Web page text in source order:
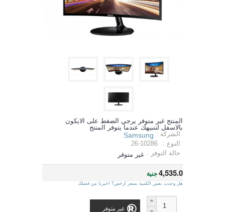
المنتج غير متوفر يرجي الضغط على الايكون
بالاسفل لتنبيهك عندما يتوفر المنتج
الشركة : Samsung
النوع :
26-10286
حالة التوفر : غير متوفر
4,535.0جنية
هل وجدت نفس الكمية بسعر ارخص؟ اخبرنا من فضلك
غير متوفر